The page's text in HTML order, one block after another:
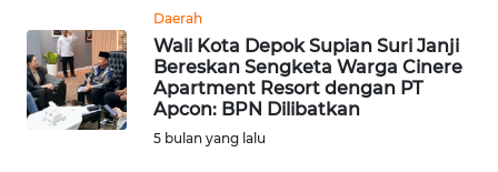
Daerah
Wali Kota Depok Supian Suri Janji
Bereskan Sengketa Warga Cinere
Apartment Resort dengan PT
Apcon: BPN Dilibatkan
5 bulan yang lalu
NUSANTARA
WN
JOGJA